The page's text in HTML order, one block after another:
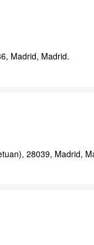
Madrid, Madrid.
28039, Madrid,